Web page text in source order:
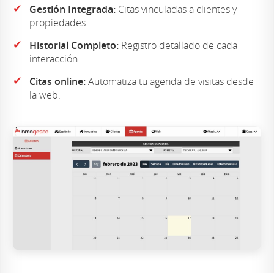
✔ Gestión Integrada: Citas vinculadas a clientes y
propiedades.
✔ Historial Completo: Registro detallado de cada
interacción.
✔ Citas online:Automatiza tu agenda de visitas desde
la web.